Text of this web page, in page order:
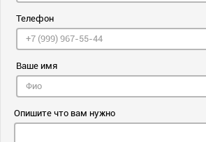
Телефон
Ваше имя
Опишите что вам нужно